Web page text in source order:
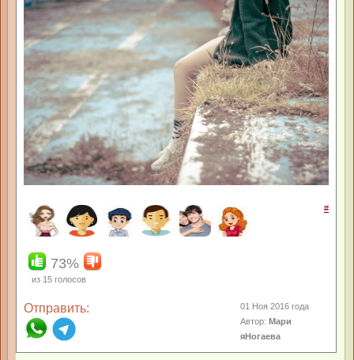
#
73%
из 15 голосов
Отправить:
01 Ноя 2016 года
Автор:Мари
яНогаева